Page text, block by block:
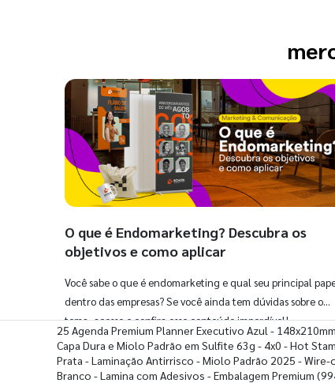
O que é Endomarketing? Descubra os
objetivos e como aplicar
Você sabe o que é endomarketing e qual seu principal
dentro das empresas? Se você ainda tem dúvidas sobre o
tema, acesse e confira esse conteúdo imperdível!
25 Agenda Premium Planner Executivo Azul -
Capa Dura e Miolo Padrão em Sulfite 63g - 4x0 - Hot
Prata - Laminação Antirrisco - Miolo Padrão 2025 - Wire-
Branco - Lamina com Adesivos - Embalagem Premium